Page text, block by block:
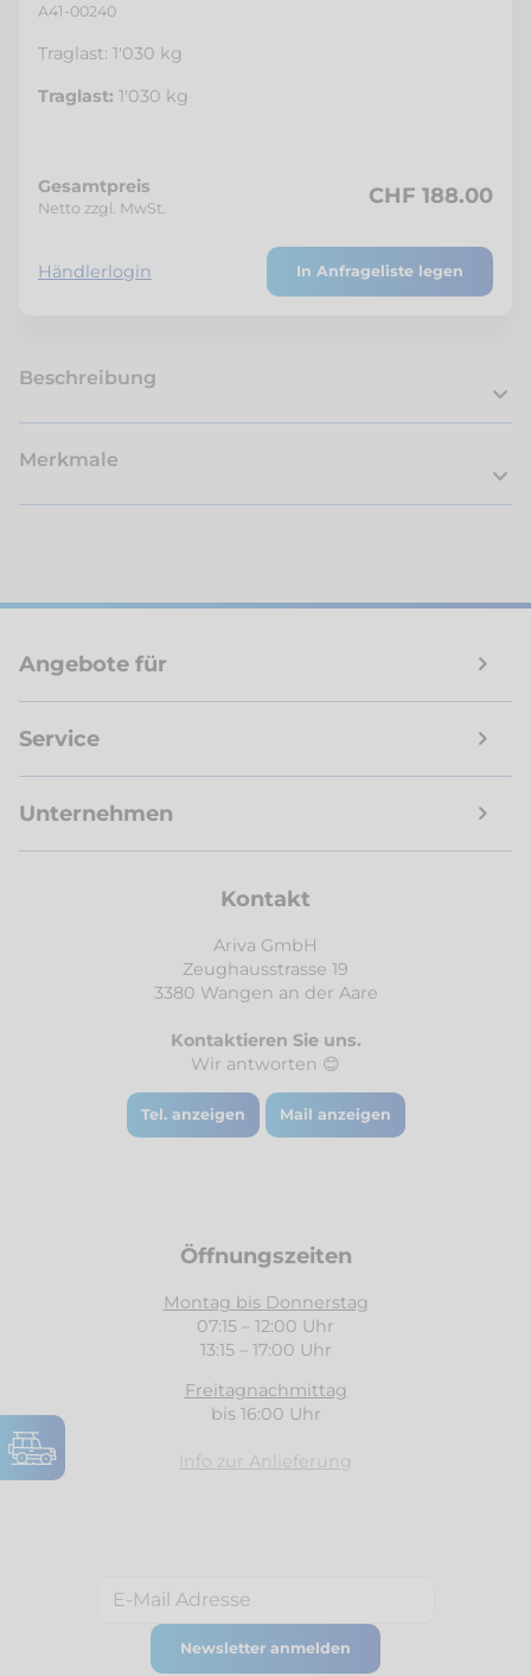
A41-00240
Traglast: 1'030 kg
Traglast: 1'030 kg
Gesamtpreis
Netto zzgl. MwSt. CHF 188.00
Händlerlogin In Anfrageliste legen
Beschreibung
Merkmale
Angebote für
Service
Unternehmen
Kontakt
Ariva GmbH
Zeughausstrasse 19
3380 Wangen an der Aare
Kontaktieren Sie uns.
Wir antworten 😊
Tel. anzeigen Mail anzeigen
Öffnungszeiten
Montag bis Donnerstag
07:15 – 12:00 Uhr
13:15 – 17:00 Uhr
Freitagnachmittag
bis 16:00 Uhr
Info zur Anlieferung